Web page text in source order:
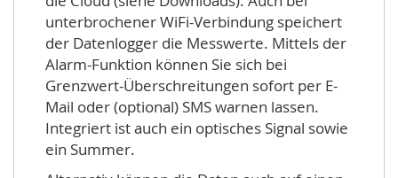
unterbrochener WiFi-Verbindung speichert
der Datenlogger die Messwerte. Mittels der
Alarm-Funktion können Sie sich bei
Grenzwert-Überschreitungen sofort per E-
Mail oder (optional) SMS warnen lassen.
Integriert ist auch ein optisches Signal sowie
ein Summer.